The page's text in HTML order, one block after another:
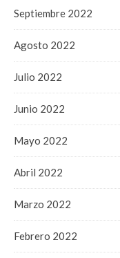
Septiembre 2022
Agosto 2022
Julio 2022
Junio 2022
Mayo 2022
Abril 2022
Marzo 2022
Febrero 2022